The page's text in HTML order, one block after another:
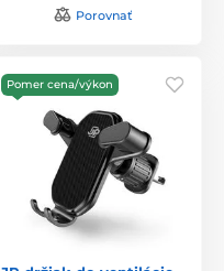
Porovnať
Pomer cena/výkon